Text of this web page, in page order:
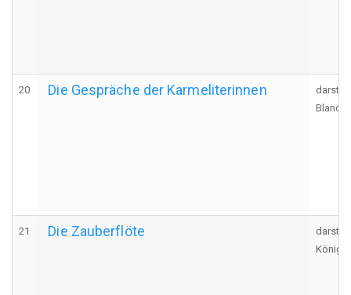
20 Die Gespräche der Karmeliterinnen
21 Die Zauberflöte